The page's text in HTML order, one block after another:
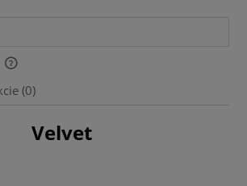
kosztów płatności
(0)
Velvet